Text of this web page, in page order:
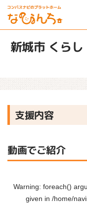
新城市 くら
支援内容
動画でご紹介
Warning: foreach()
given in /home/